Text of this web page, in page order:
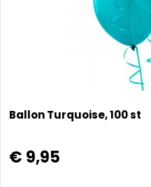
Ballon Turquoise, 100 st
€ 9,95